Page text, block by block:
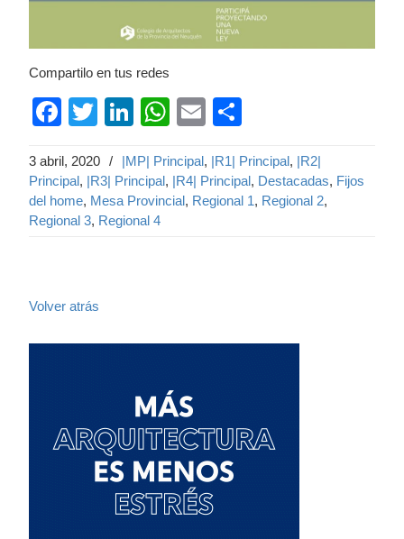
Compartilo en tus redes
Facebook
Twitter
LinkedIn
WhatsApp
Email
3 abril, 2020 / |MP| Principal, |R1| Principal,
|R2|
Principal, |R3| Principal, |R4| Principal, Destacadas, Fijos
del home, Mesa Provincial, Regional 1, Regional 2,
Regional 3, Regional 4
Volver atrás